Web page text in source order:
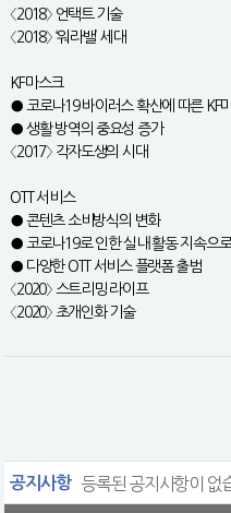
〈2018〉 언택트 기술
〈2018〉 ‘워라밸’ 세대
KF마스크
● 코로나19 바이러스 확산에 따른 KF
● 생활 방역의 중요성 증가
〈2017〉 각자도생의 시대
OTT 서비스
● 콘텐츠 소비방식의 변화
● 코로나19로 인한 실내 활동 지속으로
● 다양한 OTT 서비스 플랫폼 출범
〈2020〉 스트리밍 라이프
〈2020〉 초개인화 기술
공지사항 등록된 공지사항이 없